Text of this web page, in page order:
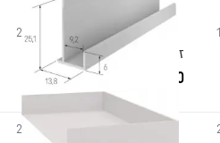
ר'0.6 / ע'0.92 / ג'270
זווית התחלתית A01
70 ₪